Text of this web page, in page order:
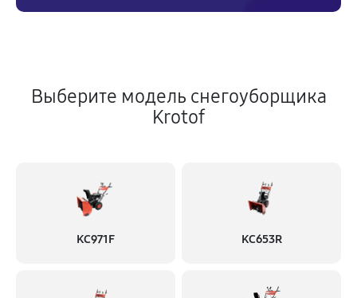
Выберите модель снегоуборщика
Krotof
KC971F KC653R